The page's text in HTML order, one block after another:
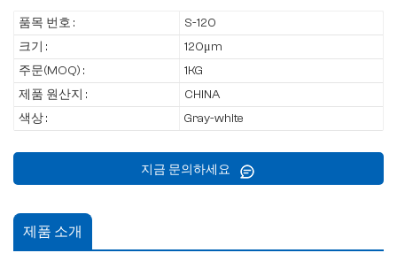
품목 번호 :
S-120
크기 :
120μm
주문(MOQ) :
1KG
제품 원산지 :
CHINA
색상 :
Gray-white
지금 문의하세요
제품 소개